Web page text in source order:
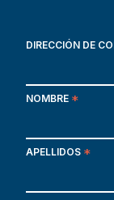
DIRECCIÓN DE
NOMBRE *
APELLIDOS *